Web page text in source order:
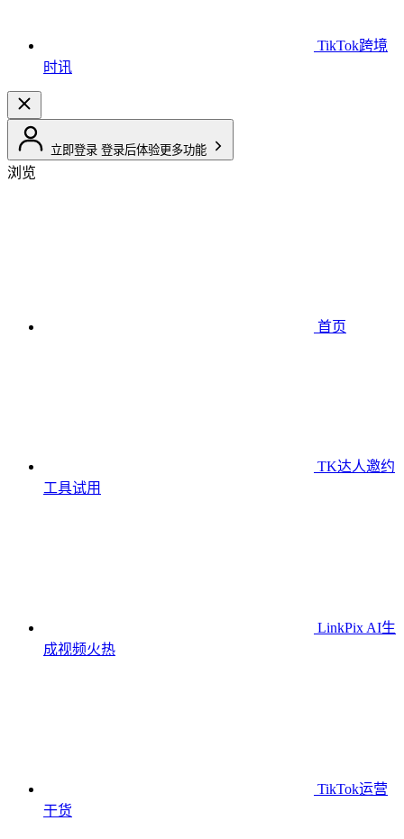
TikTok跨境
时讯
立即登录 登录后体验更多功能
浏览
首页
TK达人邀约
工具试用
LinkPix AI生
成视频火热
TikTok运营
干货